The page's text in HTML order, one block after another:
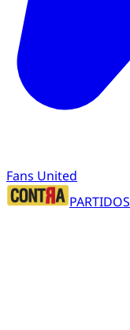
Fans United
PARTIDOS